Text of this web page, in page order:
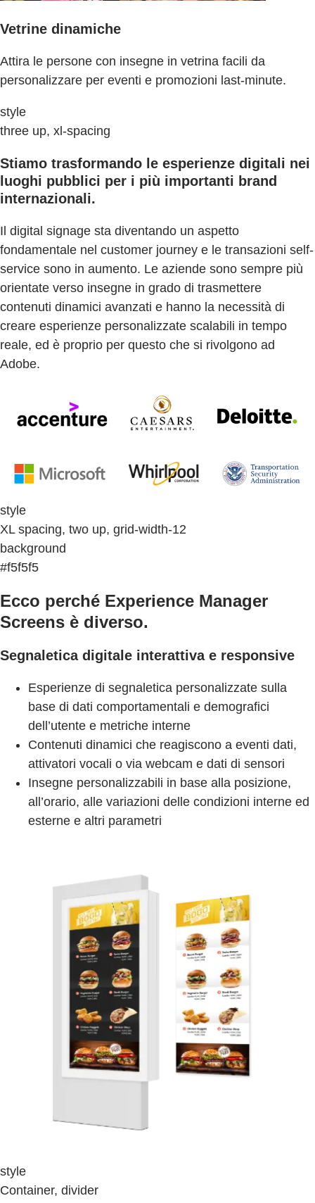
Vetrine dinamiche
Attira le persone con insegne in vetrina facili da
personalizzare per eventi e promozioni last-minute.
style
three up, xl-spacing
Stiamo trasformando le esperienze digitali nei
luoghi pubblici per i più importanti brand
internazionali.
Il digital signage sta diventando un aspetto
fondamentale nel customer journey e le transazioni self-
service sono in aumento. Le aziende sono sempre più
orientate verso insegne in grado di trasmettere
contenuti dinamici avanzati e hanno la necessità di
creare esperienze personalizzate scalabili in tempo
reale, ed è proprio per questo che si rivolgono ad
Adobe.
style
XL spacing, two up, grid-width-12
background
#f5f5f5
Ecco perché Experience Manager
Screens è diverso.
Segnaletica digitale interattiva e responsive
Esperienze di segnaletica personalizzate sulla
base di dati comportamentali e demografici
dell’utente e metriche interne
Contenuti dinamici che reagiscono a eventi dati,
attivatori vocali o via webcam e dati di sensori
Insegne personalizzabili in base alla posizione,
all’orario, alle variazioni delle condizioni interne ed
esterne e altri parametri
style
Container, divider